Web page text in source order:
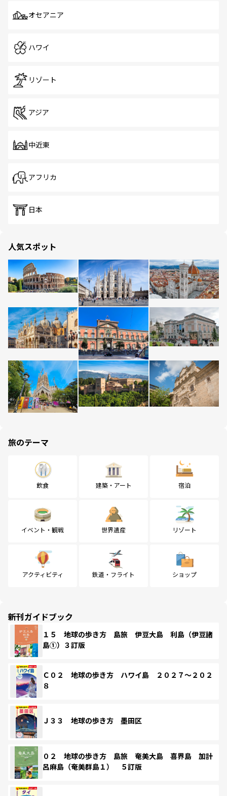
オセアニア
ハワイ
リゾート
アジア
中近東
アフリカ
日本
人気スポット
旅のテーマ
飲食 建築・アート 宿泊
イベント・観戦 世界遺産 リゾート
アクティビティ 鉄道・フライト ショップ
新刊ガイドブック
１５ 地球の歩き方 島旅 伊豆大島 利島（伊豆諸
島①）３訂版
Ｃ０２ 地球の歩き方 ハワイ島 ２０２７～２０２
８
Ｊ３３ 地球の歩き方 墨田区
０２ 地球の歩き方 島旅 奄美大島 喜界島 加計
呂麻島（奄美群島１） ５訂版